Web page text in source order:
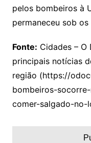
pelos bombeiros à
permaneceu sob
Fonte: Cidades – O
principais notícias
região (https://
bombeiros-
comer-salgado-no-